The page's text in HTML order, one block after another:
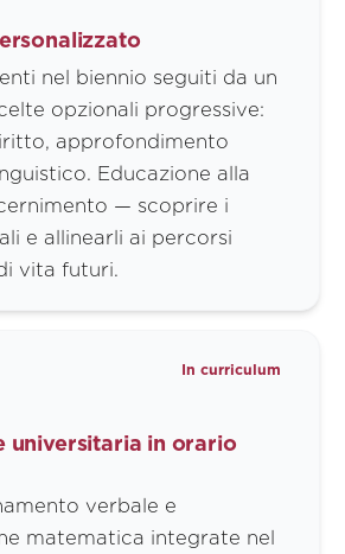
nel biennio seguiti da un
opzionali progressive:
approfondimento
Educazione alla
— scoprire i
e allinearli ai percorsi
vita futuri.
In curriculum
universitaria in orario
verbale e
matematica integrate nel